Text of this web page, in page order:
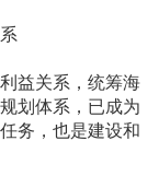
益关系，统筹海
划体系，已成为
务，也是建设和